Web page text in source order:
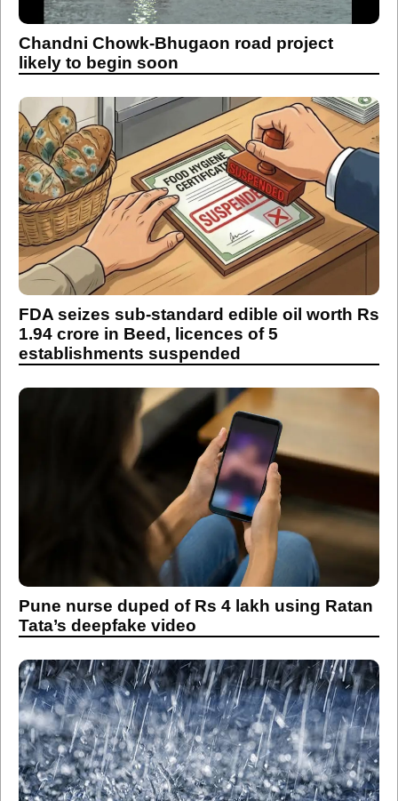
Chandni Chowk-Bhugaon road project
likely to begin soon
FDA seizes sub-standard edible oil worth Rs
1.94 crore in Beed, licences of 5
establishments suspended
Pune nurse duped of Rs 4 lakh using Ratan
Tata’s deepfake video